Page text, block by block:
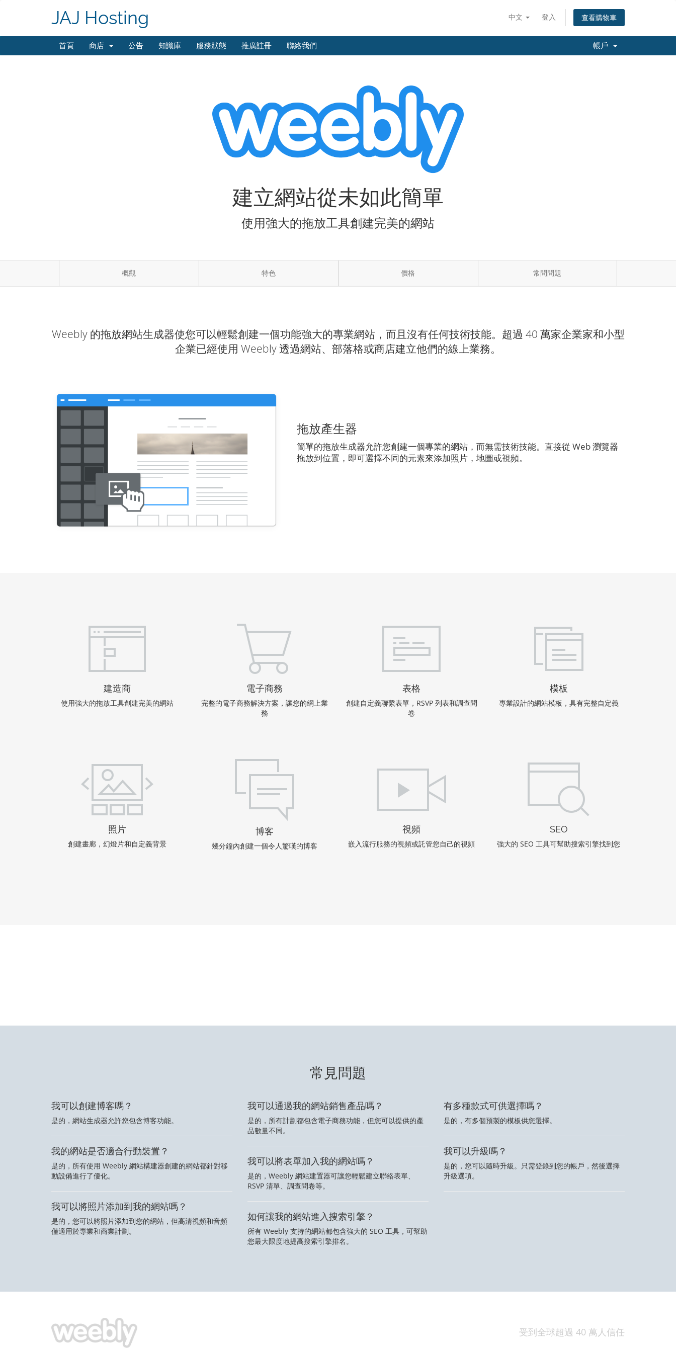
中文 登入 查看購物車
JAJ Hosting
首頁 商店 公告 知識庫 服務狀態 推廣註冊 聯絡我們 帳戶
建立網站從未如此簡單
使用強大的拖放工具創建完美的網站
概觀 特色 價格 常問問題
Weebly 的拖放網站生成器使您可以輕鬆創建一個功能強大的專業網站，而且沒有任何技術技能。超過 40 萬家企業家和小型
企業已經使用 Weebly 透過網站、部落格或商店建立他們的線上業務。
拖放產生器
簡單的拖放生成器允許您創建一個專業的網站，而無需技術技能。直接從 Web 瀏覽器
拖放到位置，即可選擇不同的元素來添加照片，地圖或視頻。
建造商
使用強大的拖放工具創建完美的網站
電子商務
完整的電子商務解決方案，讓您的網上業
務
表格
創建自定義聯繫表單，RSVP 列表和調查問
卷
模板
專業設計的網站模板，具有完整自定義
照片
創建畫廊，幻燈片和自定義背景
博客
幾分鐘內創建一個令人驚嘆的博客
視頻
嵌入流行服務的視頻或託管您自己的視頻
SEO
強大的 SEO 工具可幫助搜索引擎找到您
常見問題
我可以創建博客嗎？
是的，網站生成器允許您包含博客功能。
我的網站是否適合行動裝置？
是的，所有使用 Weebly 網站構建器創建的網站都針對移
動設備進行了優化。
我可以將照片添加到我的網站嗎？
是的，您可以將照片添加到您的網站，但高清視頻和音頻
僅適用於專業和商業計劃。
我可以通過我的網站銷售產品嗎？
是的，所有計劃都包含電子商務功能，但您可以提供的產
品數量不同。
我可以將表單加入我的網站嗎？
是的，Weebly 網站建置器可讓您輕鬆建立聯絡表單、
RSVP 清單、調查問卷等。
如何讓我的網站進入搜索引擎？
所有 Weebly 支持的網站都包含強大的 SEO 工具，可幫助
您最大限度地提高搜索引擎排名。
有多種款式可供選擇嗎？
是的，有多個預製的模板供您選擇。
我可以升級嗎？
是的，您可以隨時升級。只需登錄到您的帳戶，然後選擇
升級選項。
受到全球超過 40 萬人信任